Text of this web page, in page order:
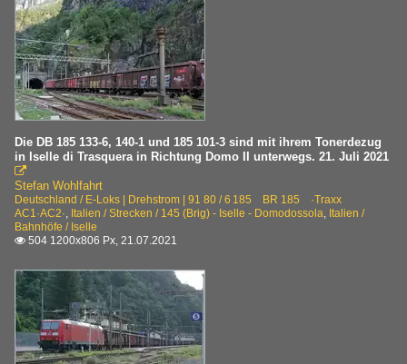
Die DB 185 133-6, 140-1 und 185 101-3 sind mit ihrem Tonerdezug
in Iselle di Trasquera in Richtung Domo II unterwegs. 21. Juli 2021

Stefan Wohlfahrt
Deutschland / E-Loks | Drehstrom | 91 80 / 6 185 BR 185 ·Traxx
AC1·AC2·, Italien / Strecken / 145 (Brig) - Iselle - Domodossola, Italien /
Bahnhöfe / Iselle
 504 1200x806 Px, 21.07.2021